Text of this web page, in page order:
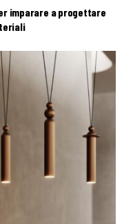
imparare a progettare